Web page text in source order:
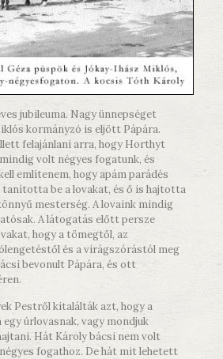
jubileuma. Nagy ünnepséget
kormányzó is eljött Pápára.
felajánlani arra, hogy Horthyt
volt négyes fogatunk, és
említenem, hogy apám parádés
tanította be a lovakat, és ő is hajtotta
mesterség. A lovaink mindig
A látogatás előtt persze
hogy a tömegtől, az
és a virágszórástól meg
bevonult Pápára, és ott
Pestről kitalálták azt, hogy a
úrlovasnak, vagy mondjuk
Hát Károly bácsi nem volt
fogathoz. De hát mit lehetett